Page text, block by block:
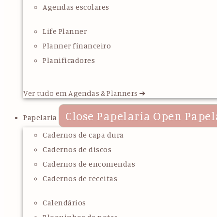
Agendas escolares
Life Planner
Planner financeiro
Planificadores
Ver tudo em Agendas & Planners ➜
Papelaria Close Papelaria Open
Cadernos de capa dura
Cadernos de discos
Cadernos de encomendas
Cadernos de receitas
Calendários